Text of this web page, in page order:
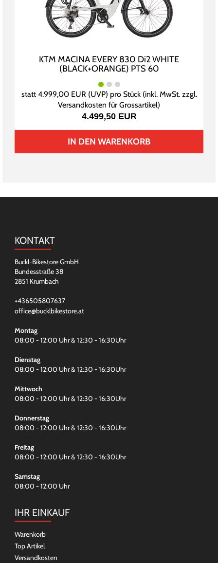
KTM MACINA EVERY 830 Di2 WHITE
(BLACK+ORANGE) PTS 60
statt4.999,00 EUR(UVP) pro Stück (inkl. MwSt. zzgl.
Versandkosten für Grossartikel)
4.499,50 EUR
IN DEN WARENKORB
KONTAKT
Buckl-Bikestore GmbH
Bundesstraße 38
2851 Krumbach
+436505807637
office@bucklbikestore.at
Montag
08:00 - 12:00 Uhr & 12:30 - 16:30Uhr
Dienstag
08:00 - 12:00 Uhr & 12:30 - 16:30Uhr
Mittwoch
08:00 - 12:00 Uhr & 12:30 - 16:30Uhr
Donnerstag
08:00 - 12:00 Uhr & 12:30 - 16:30Uhr
Freitag
08:00 - 12:00 Uhr & 12:30 - 16:30Uhr
Samstag
08:00 - 12:00 Uhr
IHR EINKAUF
Warenkorb
Top Artikel
Versandkosten